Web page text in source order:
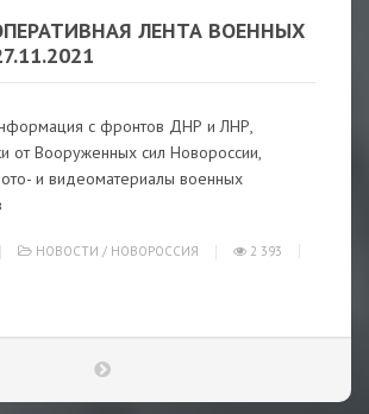
ЛЕНТА ВОЕННЫХ
с фронтов ДНР и ЛНР,
от Вооруженных сил Новороссии,
и видеоматериалы военных
НОВОСТИ / НОВОРОССИЯ
2 393